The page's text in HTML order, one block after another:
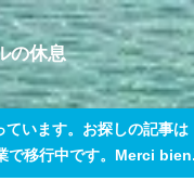
の休息
います。お探しの記事
で移行中です。Merci